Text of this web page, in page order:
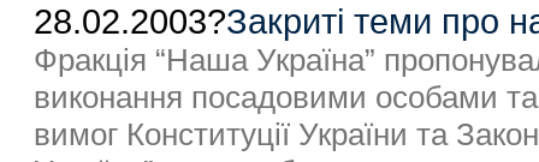
28.02.2003?Закриті теми про
Фракція “Наша Україна”
виконання посадовими особами
вимог Конституції України та